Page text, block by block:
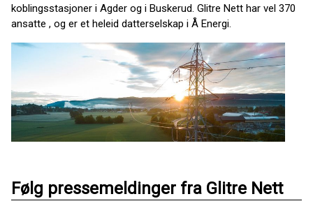
koblingsstasjoner i Agder og i Buskerud. Glitre Nett har vel 370
ansatte , og er et heleid datterselskap i Å Energi.
Følg pressemeldinger fra Glitre Nett